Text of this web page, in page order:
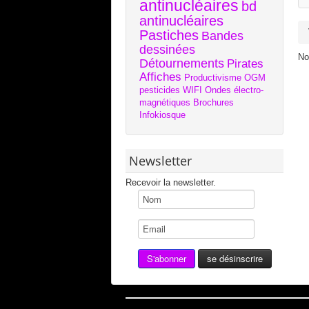
antinucléaires bd
antinucléaires
Pastiches Bandes
dessinées
Détournements Pirates
Affiches Productivisme OGM
pesticides WIFI Ondes électro-
magnétiques Brochures
Infokiosque
Newsletter
Recevoir la newsletter.